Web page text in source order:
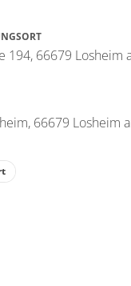
194, 66679 Losheim
66679 Losheim